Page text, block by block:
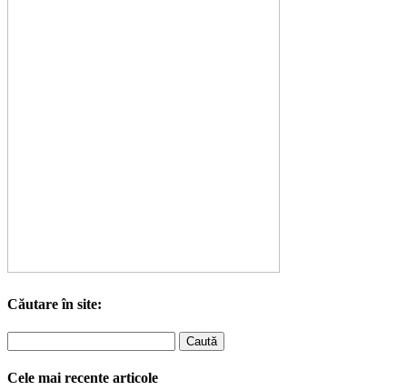
Căutare în site:
Cele mai recente articole